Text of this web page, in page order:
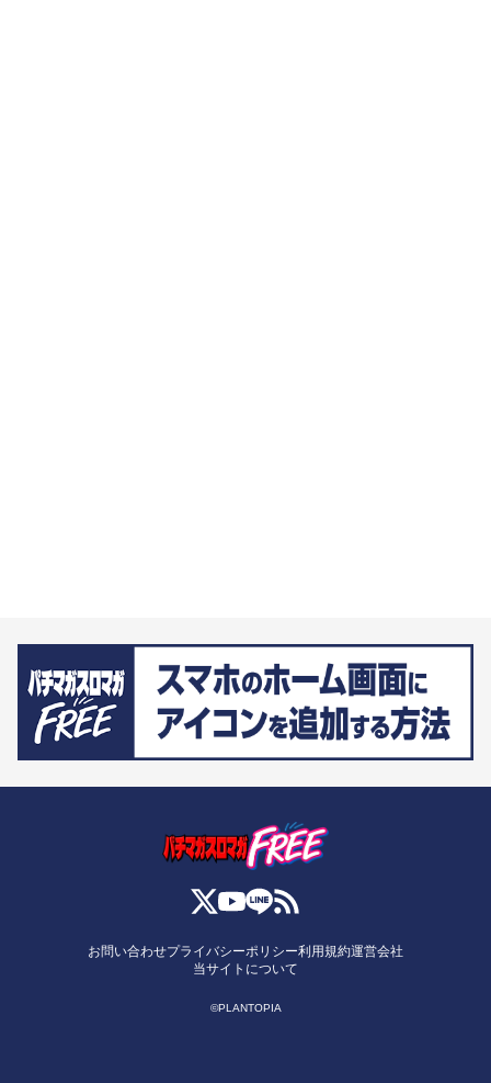
お問い合わせプライバシーポリシー利用規約運営会社
当サイトについて
©PLANTOPIA